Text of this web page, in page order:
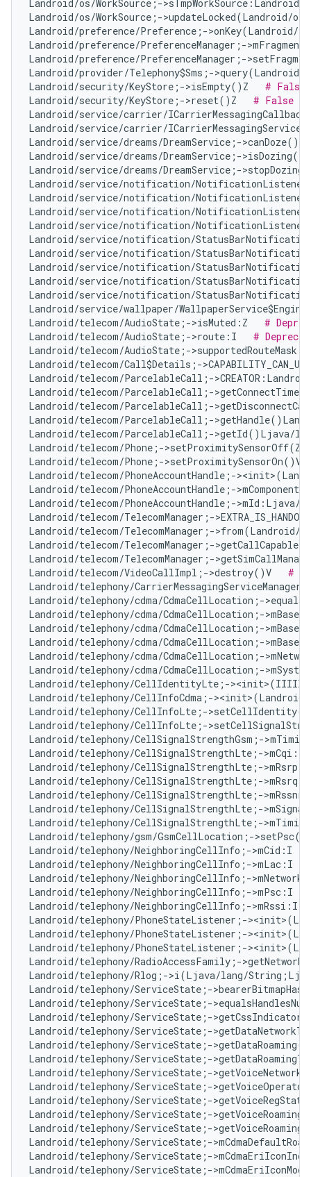
Landroid/os/WorkSource;-
Landroid/os/WorkSource;->updateLocked(Landroid/
Landroid/preference/Preference;-
Landroid/preference/PreferenceManager;-
Landroid/preference/PreferenceManager;-
Landroid/provider/Telephony$Sms;-
Landroid/security/KeyStore;->isEmpty()Z # False
Landroid/security/KeyStore;->reset()Z # False
Landroid/service/carrier/
Landroid/service/carrier/
Landroid/service/dreams/DreamService;-
Landroid/service/dreams/DreamService;-
Landroid/service/dreams/DreamService;-
Landroid/service/notification/
Landroid/service/notification/
Landroid/service/notification/
Landroid/service/notification/
Landroid/service/notification/
Landroid/service/notification/
Landroid/service/notification/
Landroid/service/notification/
Landroid/service/notification/
Landroid/service/wallpaper/
Landroid/telecom/AudioState;->isMuted:Z #
Landroid/telecom/AudioState;->route:I #
Landroid/telecom/AudioState;-
Landroid/telecom/Call$Details;-
Landroid/telecom/ParcelableCall;-
Landroid/telecom/ParcelableCall;-
Landroid/telecom/ParcelableCall;-
Landroid/telecom/ParcelableCall;-
Landroid/telecom/ParcelableCall;-
Landroid/telecom/Phone;-
Landroid/telecom/Phone;-
Landroid/telecom/PhoneAccountHandle;-
Landroid/telecom/PhoneAccountHandle;-
Landroid/telecom/PhoneAccountHandle;-
Landroid/telecom/TelecomManager;-
Landroid/telecom/TelecomManager;-
Landroid/telecom/TelecomManager;-
Landroid/telecom/TelecomManager;-
Landroid/telecom/VideoCallImpl;->destroy()V #
Landroid/telephony/
Landroid/telephony/cdma/CdmaCellLocation;-
Landroid/telephony/cdma/CdmaCellLocation;-
Landroid/telephony/cdma/CdmaCellLocation;-
Landroid/telephony/cdma/CdmaCellLocation;-
Landroid/telephony/cdma/CdmaCellLocation;-
Landroid/telephony/cdma/CdmaCellLocation;-
Landroid/telephony/CellIdentityLte;-
Landroid/telephony/CellInfoCdma;-
Landroid/telephony/CellInfoLte;-
Landroid/telephony/CellInfoLte;-
Landroid/telephony/CellSignalStrengthGsm;-
Landroid/telephony/CellSignalStrengthLte;-
Landroid/telephony/CellSignalStrengthLte;-
Landroid/telephony/CellSignalStrengthLte;-
Landroid/telephony/CellSignalStrengthLte;-
Landroid/telephony/CellSignalStrengthLte;-
Landroid/telephony/CellSignalStrengthLte;-
Landroid/telephony/gsm/GsmCellLocation;-
Landroid/telephony/NeighboringCellInfo;->mCid:I
Landroid/telephony/NeighboringCellInfo;->mLac:I
Landroid/telephony/NeighboringCellInfo;-
Landroid/telephony/NeighboringCellInfo;->mPsc:I
Landroid/telephony/NeighboringCellInfo;-
Landroid/telephony/PhoneStateListener;-
Landroid/telephony/PhoneStateListener;-
Landroid/telephony/PhoneStateListener;-
Landroid/telephony/RadioAccessFamily;-
Landroid/telephony/Rlog;->i(Ljava/lang/
Landroid/telephony/ServiceState;-
Landroid/telephony/ServiceState;-
Landroid/telephony/ServiceState;-
Landroid/telephony/ServiceState;-
Landroid/telephony/ServiceState;-
Landroid/telephony/ServiceState;-
Landroid/telephony/ServiceState;-
Landroid/telephony/ServiceState;-
Landroid/telephony/ServiceState;-
Landroid/telephony/ServiceState;-
Landroid/telephony/ServiceState;-
Landroid/telephony/ServiceState;-
Landroid/telephony/ServiceState;-
Landroid/telephony/ServiceState;-